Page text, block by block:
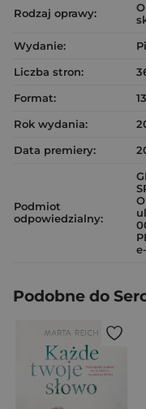
Rodzaj oprawy:
Wydanie:
Liczba stron:
Format:
Rok wydania:
Data premiery:
Podmiot
odpowiedzialny:
Podobne do